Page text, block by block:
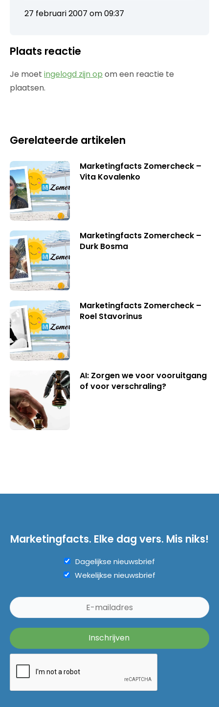
27 februari 2007 om 09:37
Plaats reactie
Je moet ingelogd zijn op om een reactie te
plaatsen.
Gerelateerde artikelen
Marketingfacts Zomercheck –
Vita Kovalenko
Marketingfacts Zomercheck –
Durk Bosma
Marketingfacts Zomercheck –
Roel Stavorinus
AI: Zorgen we voor vooruitgang
of voor verschraling?
Marketingfacts. Elke dag vers. Mis niks!
Dagelijkse nieuwsbrief
Wekelijkse nieuwsbrief